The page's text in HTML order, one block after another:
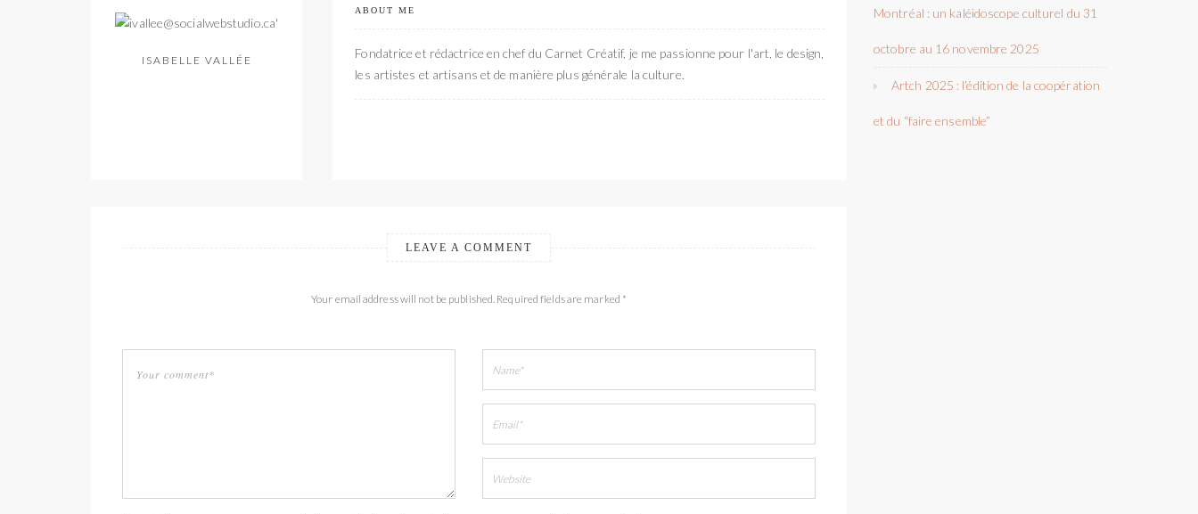
ISABELLE VALLÉE
ABOUT ME
Fondatrice et rédactrice en chef du Carnet Créatif, je me passionne pour l'art, le design,
les artistes et artisans et de manière plus générale la culture.
LEAVE A COMMENT
Your email address will not be published. Required fields are marked *
Montréal : un kaléidoscope culturel du 31
octobre au 16 novembre 2025
Artch 2025 : l’édition de la coopération
et du “faire ensemble”